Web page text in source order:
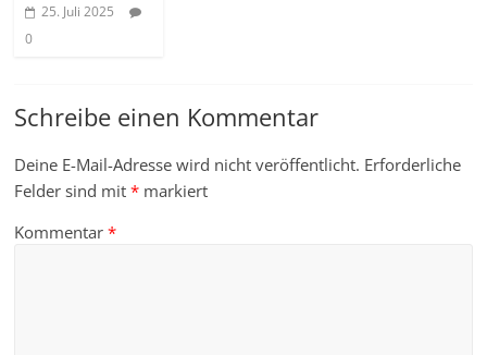
25. Juli 2025
0
Schreibe einen Kommentar
Deine E-Mail-Adresse wird nicht veröffentlicht. Erforderliche
Felder sind mit* markiert
Kommentar*